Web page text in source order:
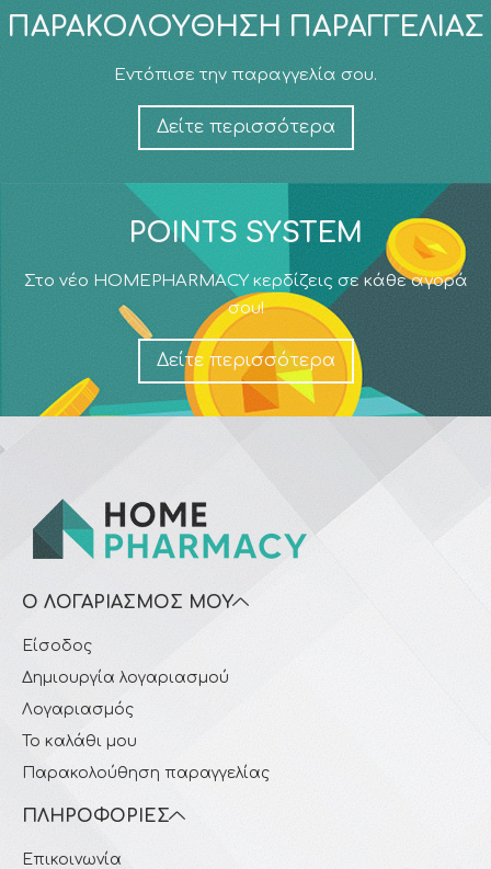
ΠΑΡΑΚΟΛΟΎΘΗΣΗ ΠΑΡΑΓΓΕΛΊΑΣ
Εντόπισε την παραγγελία σου.
Δείτε περισσότερα
POINTS SYSTEM
Στο νέο HOMEPHARMACY κερδίζεις σε κάθε αγορά
σου!
Δείτε περισσότερα
Ο ΛΟΓΑΡΙΑΣΜΌΣ ΜΟΥ
Είσοδος
Δημιουργία λογαριασμού
Λογαριασμός
Το καλάθι μου
Παρακολούθηση παραγγελίας
ΠΛΗΡΟΦΟΡΊΕΣ
Επικοινωνία